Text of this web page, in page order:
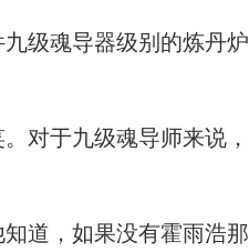
级魂导器级别的炼丹
对于九级魂导师来说
道，如果没有霍雨浩